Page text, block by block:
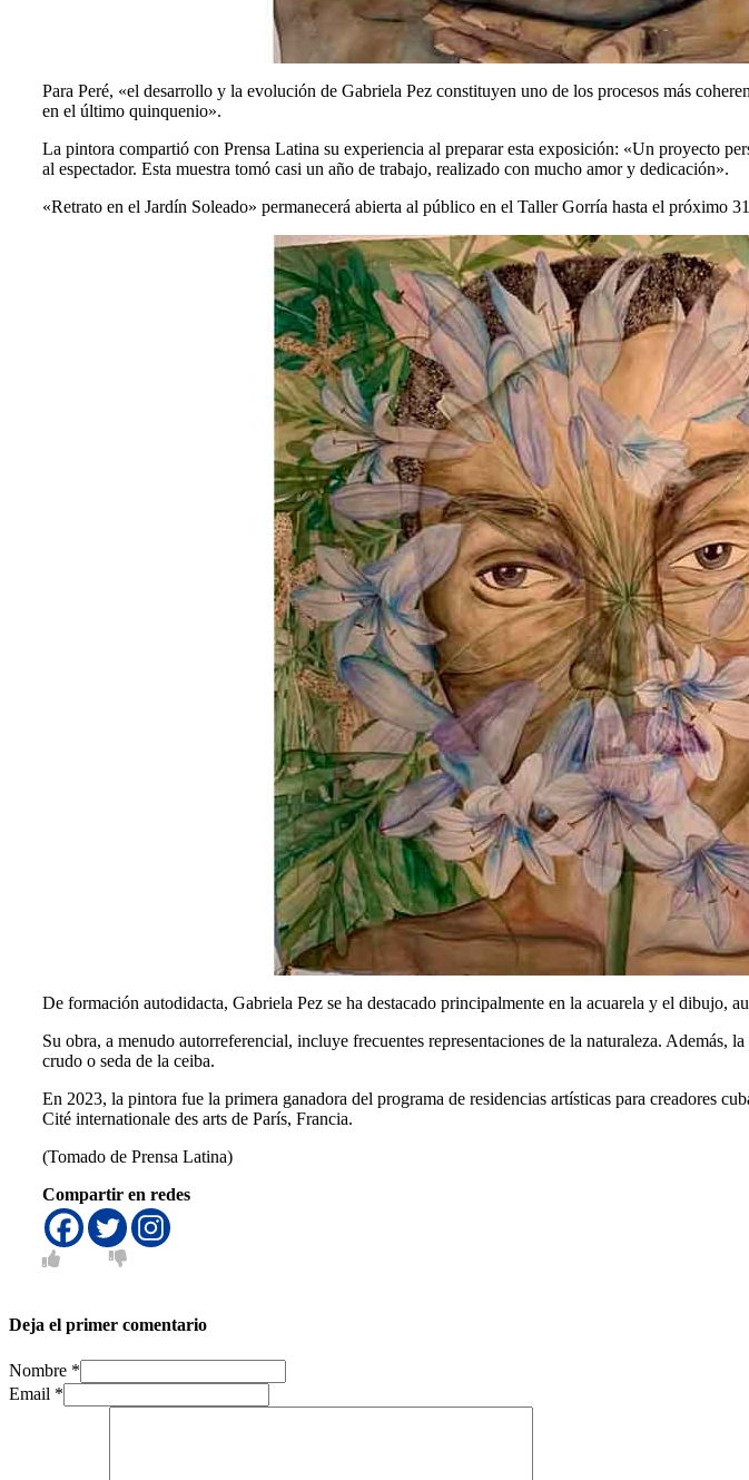
Para Peré, «el desarrollo y la evolución de Gabriela Pez constituyen uno de los procesos más
en el último quinquenio».
La pintora compartió con Prensa Latina su experiencia al preparar esta exposición: «Un proyecto
al espectador. Esta muestra tomó casi un año de trabajo, realizado con mucho amor y dedicación».
«Retrato en el Jardín Soleado» permanecerá abierta al público en el Taller Gorría hasta el próximo
De formación autodidacta, Gabriela Pez se ha destacado principalmente en la acuarela y el dibujo,
Su obra, a menudo autorreferencial, incluye frecuentes representaciones de la naturaleza.
crudo o seda de la ceiba.
En 2023, la pintora fue la primera ganadora del programa de residencias artísticas para creadores
Cité internationale des arts de París, Francia.
(Tomado de Prensa Latina)
Compartir en redes
Deja el primer comentario
Nombre *
Email *